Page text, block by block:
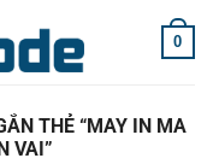
0
THẺ “MAY IN MA
VAI”